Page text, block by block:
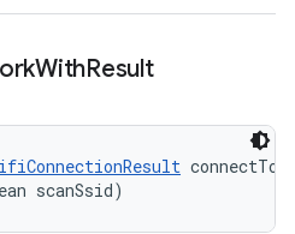
WithResult
scanSsid)